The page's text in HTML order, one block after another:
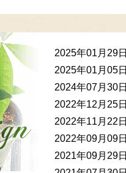
2025年01月29日
2025年01月05日
2024年07月30日
2022年12月25日
2022年11月22日
2022年09月09日
2021年09月29日